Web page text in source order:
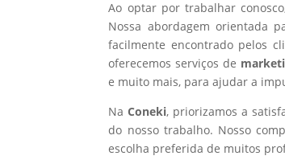
Ao optar por trabalhar
Nossa abordagem orientada
facilmente encontrado pelos
oferecemos serviços de
e muito mais, para ajudar a
NaConeki, priorizamos a
do nosso trabalho. Nosso
escolha preferida de muitos